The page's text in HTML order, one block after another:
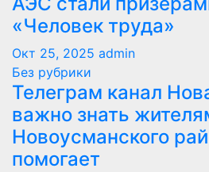
«Человек труда»
Окт 25, 2025 admin
Без рубрики
Телеграм канал
важно знать
Новоусманского
помогает